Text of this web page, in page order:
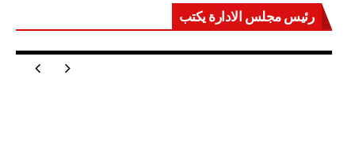
رئيس مجلس الادارة يكتب
مصر تعيد للعالم اتزانه